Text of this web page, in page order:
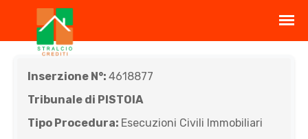
Inserzione N°: 4618877
Tribunale di PISTOIA
Tipo Procedura: Esecuzioni Civili Immobiliari